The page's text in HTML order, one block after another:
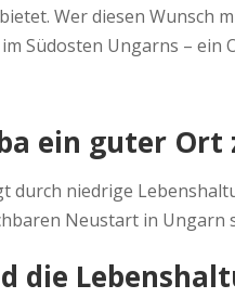
Wer diesen
Südosten Ungarns –
ein guter Ort
durch niedrige
Neustart in Ungarn
die